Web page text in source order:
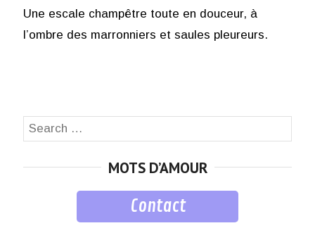
Une escale champêtre toute en douceur, à
l’ombre des marronniers et saules pleureurs.
Search
MOTS D’AMOUR
Contact